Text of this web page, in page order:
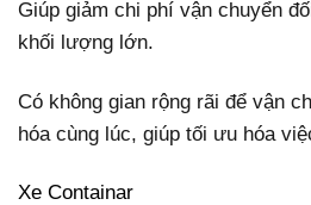
Giúp giảm chi phí vận chuyển
khối lượng lớn.
Có không gian rộng rãi để vận
hóa cùng lúc, giúp tối ưu hóa
Xe Containar